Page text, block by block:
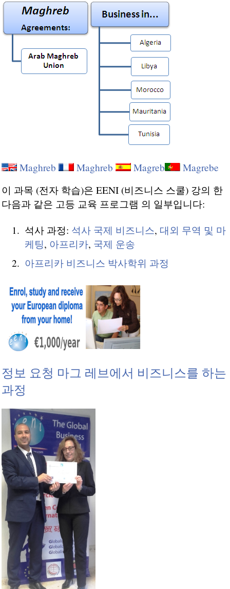
Maghreb Maghreb Magreb
Magrebe
이 과목 (전자 학습)은 EENI (비즈니스 스쿨) 강의 한
다음과 같은 고등 교육 프로그램 의 일부입니다:
석사 과정: 석사 국제 비즈니스, 대외 무역 및 마
케팅, 아프리카, 국제 운송
아프리카 비즈니스 박사학위 과정
정보 요청 마그 레브에서 비즈니스를 하는
과정